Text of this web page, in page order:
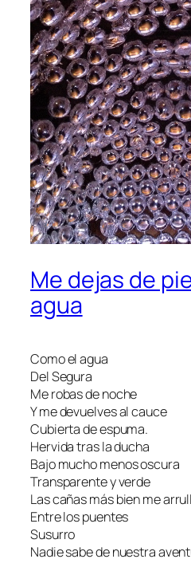
Me dejas de
agua
Como el agua
Del Segura
Me robas de noche
Y me devuelves al cauce
Cubierta de espuma.
Hervida tras la ducha
Bajo mucho menos oscura
Transparente y verde
Las cañas más bien me
Entre los puentes
Susurro
Nadie sabe de nuestra